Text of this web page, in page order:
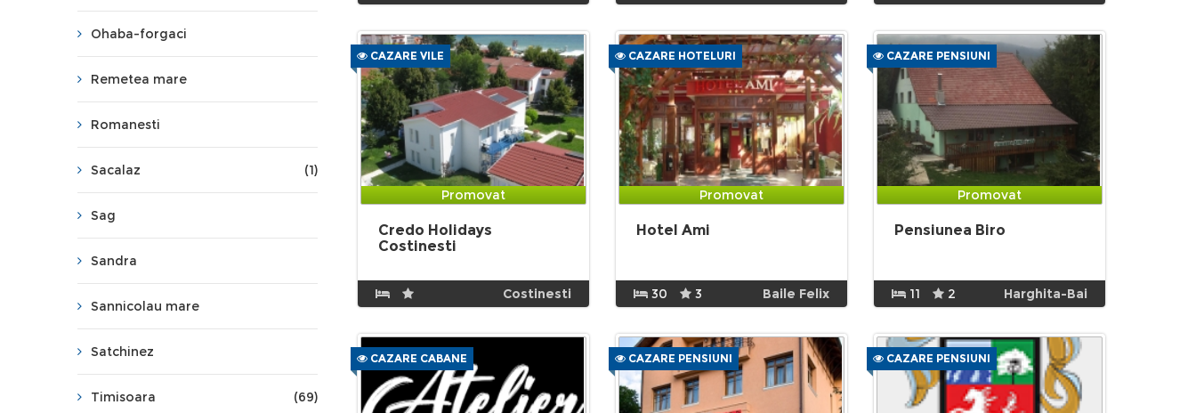
Ohaba-forgaci
Remetea mare
Romanesti
Sacalaz (1)
Sag
Sandra
Sannicolau mare
Satchinez
Timisoara (69)
CAZARE VILE
Promovat
Credo Holidays
Costinesti
Costinesti
CAZARE HOTELURI
Promovat
Hotel Ami
30 3 Baile Felix
CAZARE PENSIUNI
Promovat
Pensiunea Biro
11 2 Harghita-Bai
CAZARE CABANE CAZARE PENSIUNI CAZARE PENSIUNI